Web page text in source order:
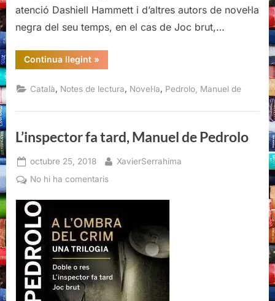
atenció Dashiell Hammett i d’altres autors de novel·la
negra del seu temps, en el cas de Joc brut,…
Continua llegint“Joc
brut,
de
Pedrolo”
»
Català Notes de lectura Novel·la Pedrolo, Manuel de
L’inspector fa tard, Manuel de Pedrolo
Posted
on
octubre 25, 2018 By
XavierSerrahima
No hi ha comentarisa
tard,
Manuel
de
Pedrolo